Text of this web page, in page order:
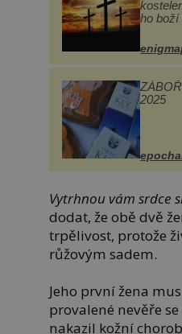
ho boží
2025
Vytrhnou vám srdce
dodat, že obě dvě
trpělivost, protože
růžovým sadem.
Jeho první žena
provalené nevěře
nakazil kožní